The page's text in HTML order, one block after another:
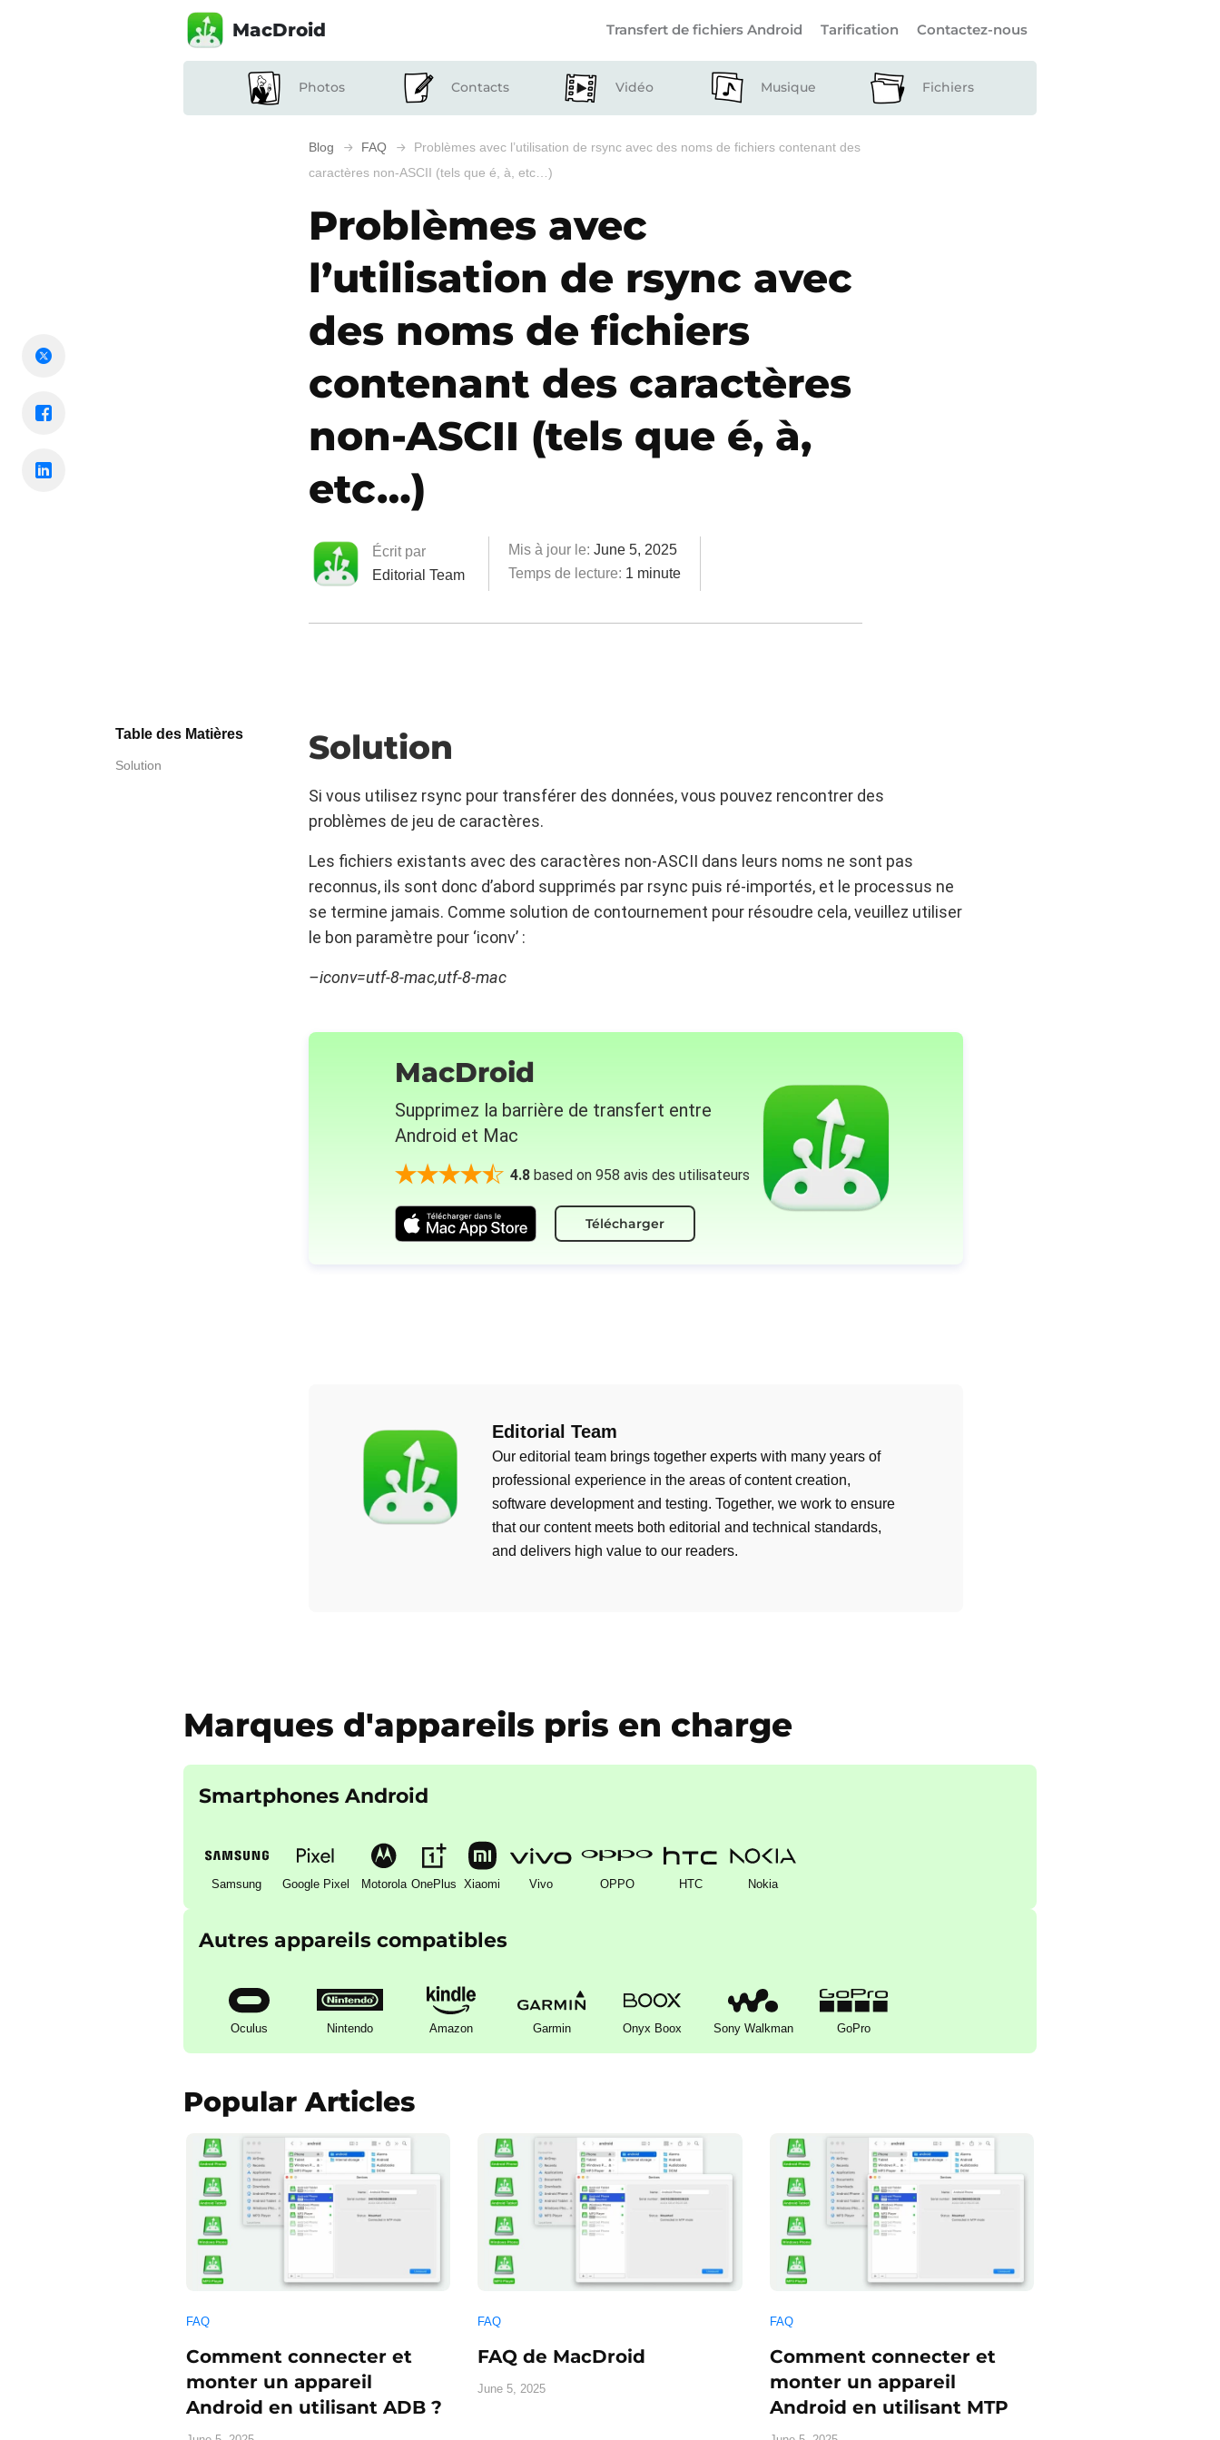
MacDroid Transfert de fichiers Android Tarification Contactez-nous
Photos Contacts Vidéo Musique Fichiers
Blog FAQ
Problèmes avec l’utilisation de rsync avec des noms de fichiers contenant des
caractères non-ASCII (tels que é, à, etc…)
Problèmes avec
l’utilisation de rsync avec
des noms de fichiers
contenant des caractères
non-ASCII (tels que é, à,
etc…)
Écrit par
Editorial Team
Mis à jour le: June 5, 2025
Temps de lecture: 1 minute
Table des Matières
Solution Solution
Si vous utilisez rsync pour transférer des données, vous pouvez rencontrer des
problèmes de jeu de caractères.
Les fichiers existants avec des caractères non-ASCII dans leurs noms ne sont pas
reconnus, ils sont donc d’abord supprimés par rsync puis ré-importés, et le processus ne
se termine jamais. Comme solution de contournement pour résoudre cela, veuillez utiliser
le bon paramètre pour ‘iconv’ :
–iconv=utf-8-mac,utf-8-mac
MacDroid
Supprimez la barrière de transfert entre
Android et Mac
4.8 based on 958 avis des utilisateurs
Télécharger
Editorial Team
Our editorial team brings together experts with many years of
professional experience in the areas of content creation,
software development and testing. Together, we work to ensure
that our content meets both editorial and technical standards,
and delivers high value to our readers.
Marques d'appareils pris en charge
Smartphones Android
Samsung Google Pixel Motorola OnePlus Xiaomi Vivo OPPO HTC Nokia
Autres appareils compatibles
Oculus Nintendo Amazon Garmin Onyx Boox Sony Walkman GoPro
Popular Articles
FAQ
Comment connecter et
monter un appareil
Android en utilisant ADB ?
FAQ
FAQ de MacDroid
June 5, 2025
FAQ
Comment connecter et
monter un appareil
Android en utilisant MTP